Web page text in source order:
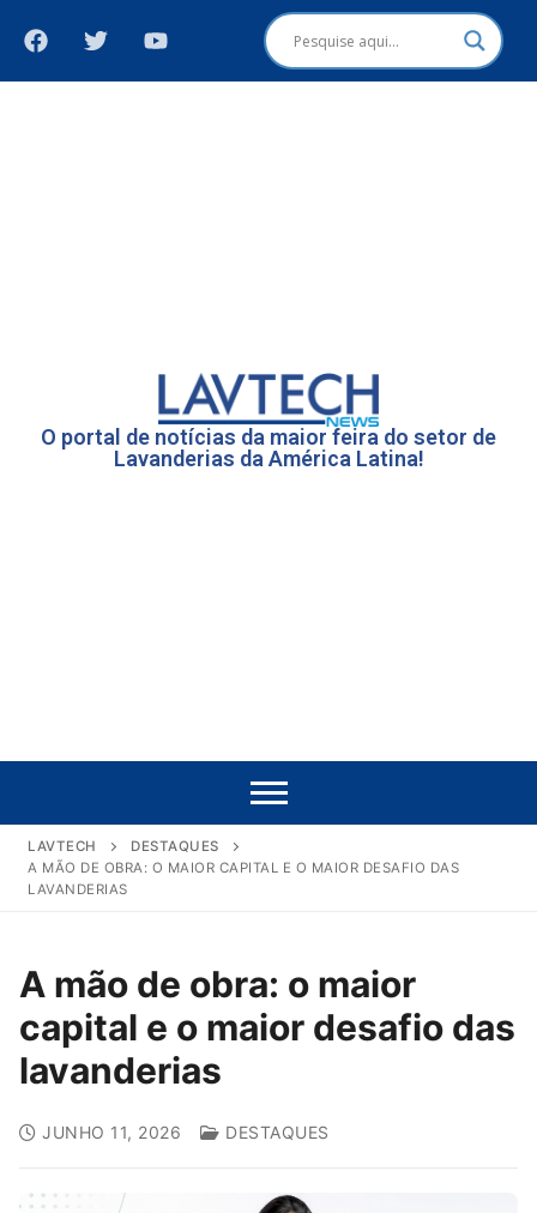
O portal de notícias da maior feira do setor de
Lavanderias da América Latina!
LAVTECH
DESTAQUES
A MÃO DE OBRA: O MAIOR CAPITAL E O MAIOR DESAFIO DAS
LAVANDERIAS
A mão de obra: o maior
capital e o maior desafio das
lavanderias
JUNHO 11, 2026 DESTAQUES